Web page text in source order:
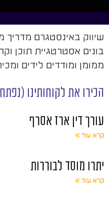
שיווק באינסטגרם
בונים אסטרטגיית תוכן
ממומן ומודדים לידים
הכירו את לקוחותינו
עורך דין ארז אסרף
קרא עוד »
יתרו מוסד לבוררות
קרא עוד »